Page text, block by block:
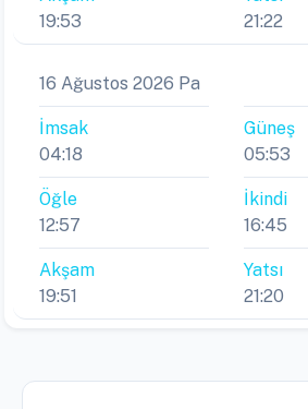
19:53
21:22
16 Ağustos 2026 Pa
İmsak
04:18
Güneş
05:53
Öğle
12:57
İkindi
16:45
Akşam
19:51
Yatsı
21:20